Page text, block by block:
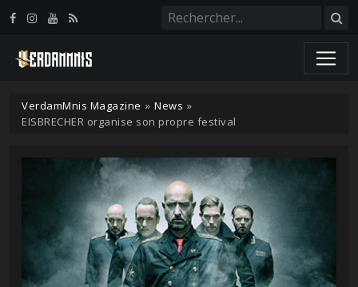
VerdamMnis Magazine » News »
EISBRECHER organise son propre festival
Panneau de gestion des cookies